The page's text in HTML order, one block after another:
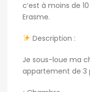
c’est à moins de
Erasme.
Description :
Je sous-loue ma
appartement de 3